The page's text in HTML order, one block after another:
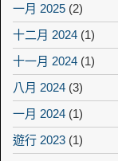
一月 2025 (2)
十二月 2024 (1)
十一月 2024 (1)
八月 2024 (3)
一月 2024 (1)
遊行 2023 (1)